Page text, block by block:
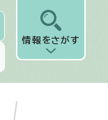
情報をさがす